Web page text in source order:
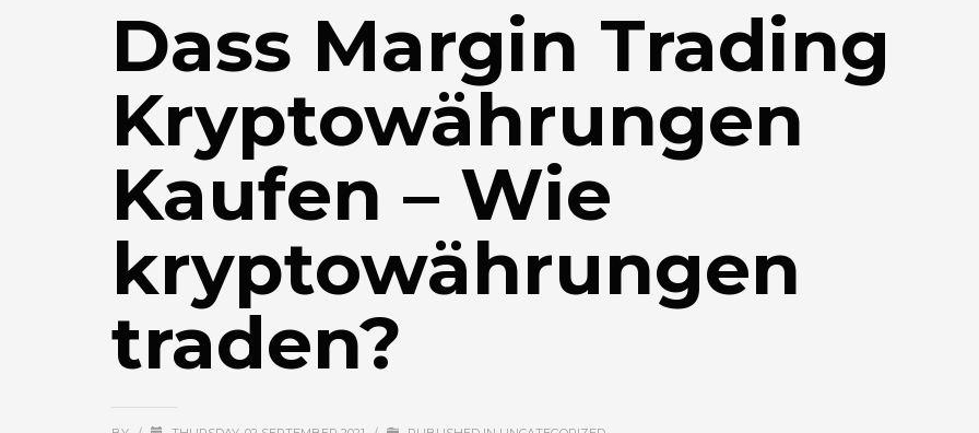
Dass Margin Trading
Kryptowährungen
Kaufen – Wie
kryptowährungen
traden?